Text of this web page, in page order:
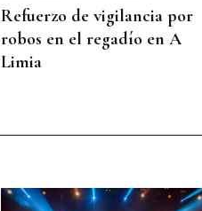
Refuerzo de vigilancia por
robos en el regadío en A
Limia